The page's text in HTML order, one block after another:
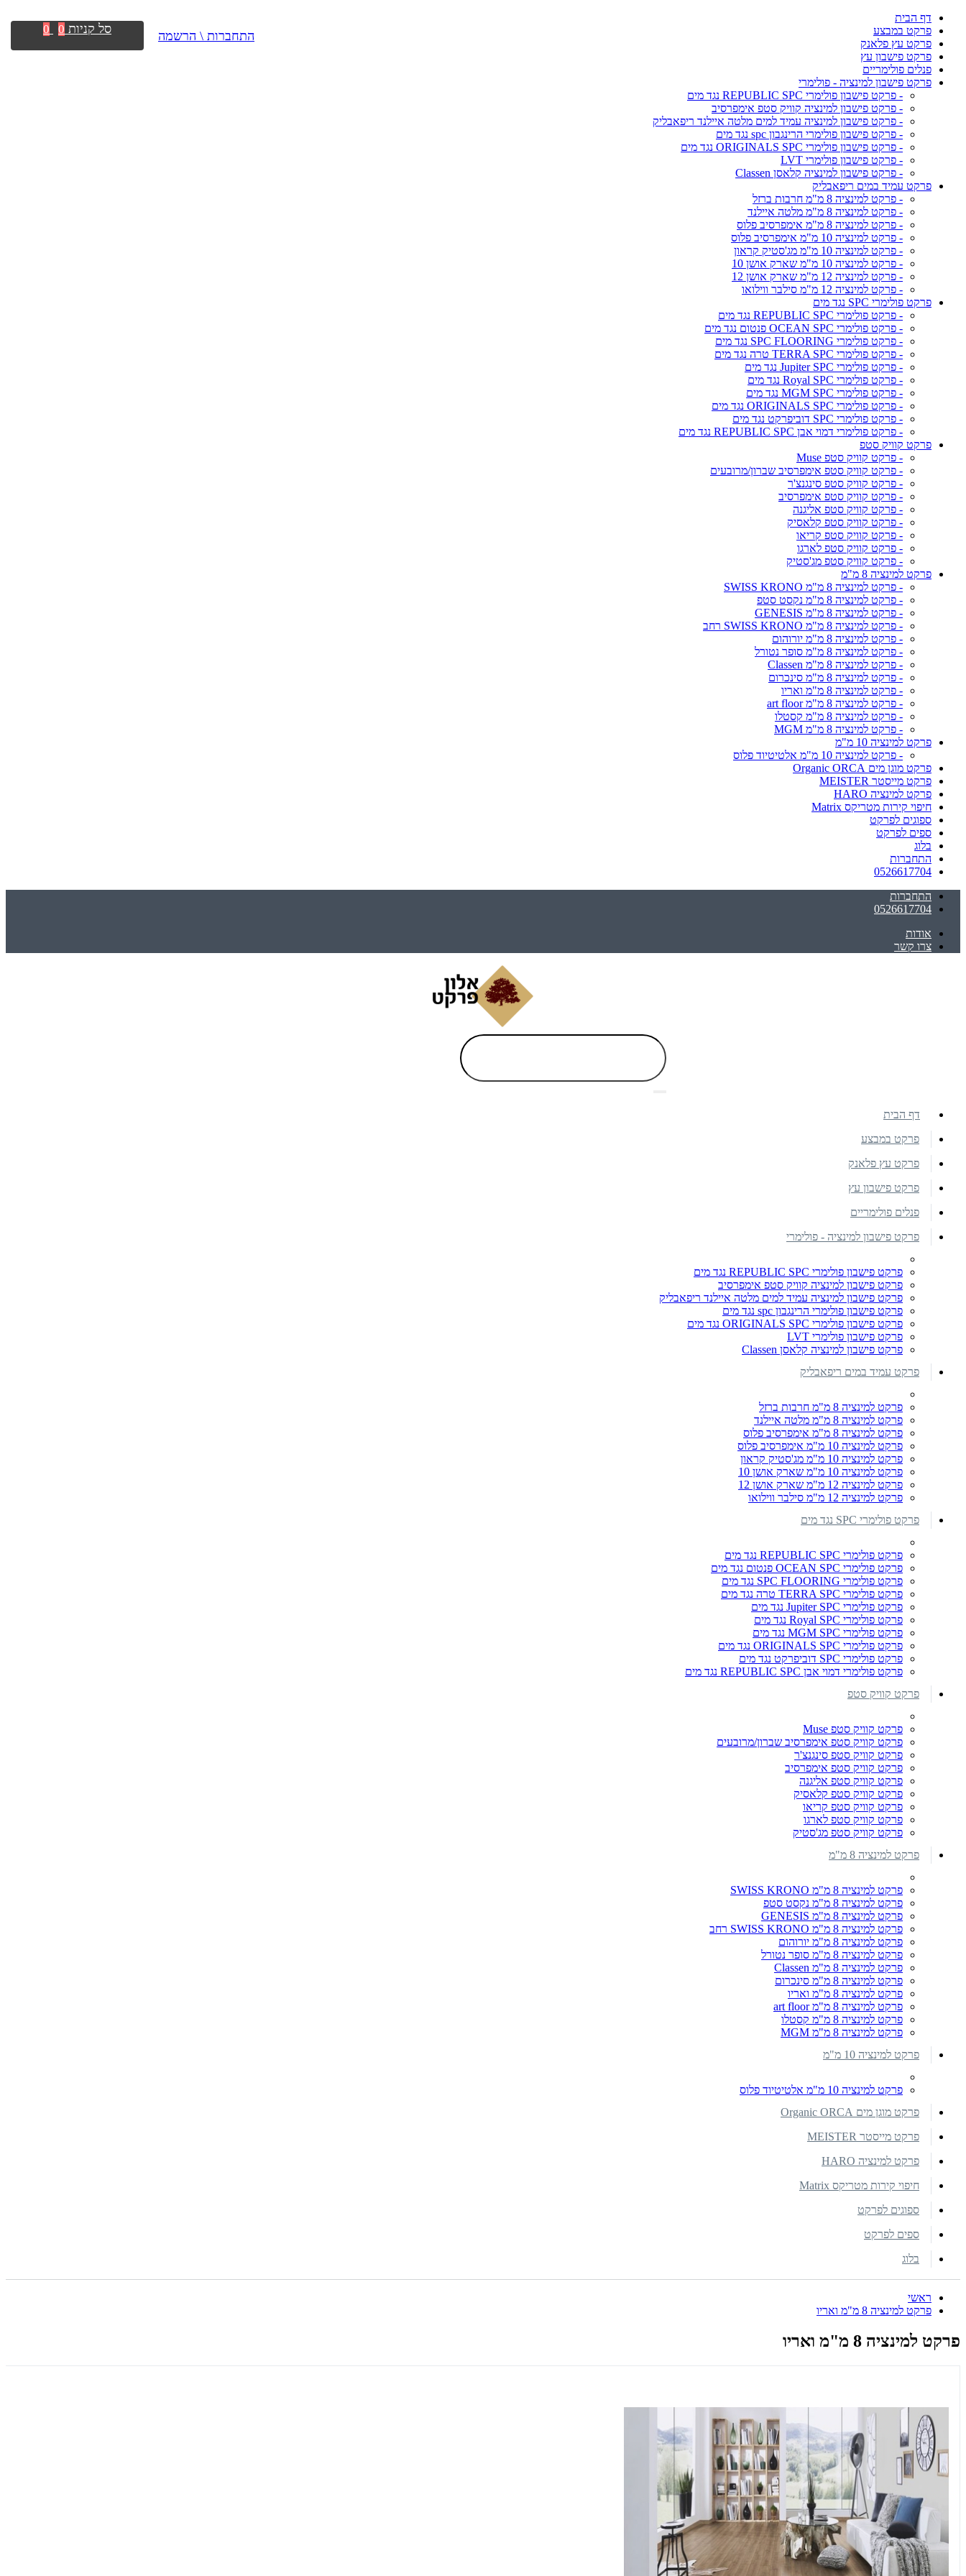
דף הבית
פרקט במבצע
פרקט עץ פלאנק
פרקט פישבון עץ
פנלים פולימריים
פרקט פישבון למינציה - פולימרי
- פרקט פישבון פולימרי REPUBLIC SPC נגד מים
- פרקט פישבון למינציה קוויק סטפ אימפרסיב
- פרקט פישבון למינציה עמיד למים מלטה איילנד ריפאבליק
- פרקט פישבון פולימרי הרינגבון spc נגד מים
- פרקט פישבון פולימרי ORIGINALS SPC נגד מים
- פרקט פישבון פולימרי LVT
- פרקט פישבון למינציה קלאסן Classen
פרקט עמיד במים ריפאבליק
- פרקט למינציה 8 מ"מ חרבות ברזל
- פרקט למינציה 8 מ"מ מלטה איילנד
- פרקט למינציה 8 מ"מ אימפרסיב פלוס
- פרקט למינציה 10 מ"מ אימפרסיב פלוס
- פרקט למינציה 10 מ"מ מג'סטיק קראון
- פרקט למינציה 10 מ"מ שארק אושן 10
- פרקט למינציה 12 מ"מ שארק אושן 12
- פרקט למינציה 12 מ"מ סילבר ווילואו
פרקט פולימרי SPC נגד מים
- פרקט פולימרי REPUBLIC SPC נגד מים
- פרקט פולימרי OCEAN SPC פנטום נגד מים
- פרקט פולימרי SPC FLOORING נגד מים
- פרקט פולימרי TERRA SPC טרה נגד מים
- פרקט פולימרי Jupiter SPC נגד מים
- פרקט פולימרי Royal SPC נגד מים
- פרקט פולימרי MGM SPC נגד מים
- פרקט פולימרי ORIGINALS SPC נגד מים
- פרקט פולימרי SPC דוביפרקט נגד מים
- פרקט פולימרי דמוי אבן REPUBLIC SPC נגד מים
פרקט קוויק סטפ
- פרקט קוויק סטפ Muse
- פרקט קוויק סטפ אימפרסיב שברון/מרובעים
- פרקט קוויק סטפ סינגנצ'ר
- פרקט קוויק סטפ אימפרסיב
- פרקט קוויק סטפ אליגנה
- פרקט קוויק סטפ קלאסיק
- פרקט קוויק סטפ קריאו
- פרקט קוויק סטפ לארגו
- פרקט קוויק סטפ מג'סטיק
פרקט למינציה 8 מ"מ
- פרקט למינציה 8 מ"מ SWISS KRONO
- פרקט למינציה 8 מ"מ נקסט סטפ
- פרקט למינציה 8 מ"מ GENESIS
- פרקט למינציה 8 מ"מ SWISS KRONO רחב
- פרקט למינציה 8 מ"מ יורוהום
- פרקט למינציה 8 מ"מ סופר נטורל
- פרקט למינציה 8 מ"מ Classen
- פרקט למינציה 8 מ"מ סינכרום
- פרקט למינציה 8 מ"מ ואריו
- פרקט למינציה 8 מ"מ art floor
- פרקט למינציה 8 מ"מ קסטלו
- פרקט למינציה 8 מ"מ MGM
פרקט למינציה 10 מ"מ
- פרקט למינציה 10 מ"מ אלטיטיוד פלוס
פרקט מוגן מים Organic ORCA
פרקט מייסטר MEISTER
פרקט למינציה HARO
חיפוי קירות מטריקס Matrix
ספוגים לפרקט
ספים לפרקט
בלוג
התחברות
0526617704
התחברות
0526617704
אודות
צרו קשר
התחברות \ הרשמה סל קניות 0
0
דף הבית
פרקט במבצע
פרקט עץ פלאנק
פרקט פישבון עץ
פנלים פולימריים
פרקט פישבון למינציה - פולימרי
פרקט פישבון פולימרי REPUBLIC SPC נגד מים
פרקט פישבון למינציה קוויק סטפ אימפרסיב
פרקט פישבון למינציה עמיד למים מלטה איילנד ריפאבליק
פרקט פישבון פולימרי הרינגבון spc נגד מים
פרקט פישבון פולימרי ORIGINALS SPC נגד מים
פרקט פישבון פולימרי LVT
פרקט פישבון למינציה קלאסן Classen
פרקט עמיד במים ריפאבליק
פרקט למינציה 8 מ"מ חרבות ברזל
פרקט למינציה 8 מ"מ מלטה איילנד
פרקט למינציה 8 מ"מ אימפרסיב פלוס
פרקט למינציה 10 מ"מ אימפרסיב פלוס
פרקט למינציה 10 מ"מ מג'סטיק קראון
פרקט למינציה 10 מ"מ שארק אושן 10
פרקט למינציה 12 מ"מ שארק אושן 12
פרקט למינציה 12 מ"מ סילבר ווילואו
פרקט פולימרי SPC נגד מים
פרקט פולימרי REPUBLIC SPC נגד מים
פרקט פולימרי OCEAN SPC פנטום נגד מים
פרקט פולימרי SPC FLOORING נגד מים
פרקט פולימרי TERRA SPC טרה נגד מים
פרקט פולימרי Jupiter SPC נגד מים
פרקט פולימרי Royal SPC נגד מים
פרקט פולימרי MGM SPC נגד מים
פרקט פולימרי ORIGINALS SPC נגד מים
פרקט פולימרי SPC דוביפרקט נגד מים
פרקט פולימרי דמוי אבן REPUBLIC SPC נגד מים
פרקט קוויק סטפ
פרקט קוויק סטפ Muse
פרקט קוויק סטפ אימפרסיב שברון/מרובעים
פרקט קוויק סטפ סינגנצ'ר
פרקט קוויק סטפ אימפרסיב
פרקט קוויק סטפ אליגנה
פרקט קוויק סטפ קלאסיק
פרקט קוויק סטפ קריאו
פרקט קוויק סטפ לארגו
פרקט קוויק סטפ מג'סטיק
פרקט למינציה 8 מ"מ
פרקט למינציה 8 מ"מ SWISS KRONO
פרקט למינציה 8 מ"מ נקסט סטפ
פרקט למינציה 8 מ"מ GENESIS
פרקט למינציה 8 מ"מ SWISS KRONO רחב
פרקט למינציה 8 מ"מ יורוהום
פרקט למינציה 8 מ"מ סופר נטורל
פרקט למינציה 8 מ"מ Classen
פרקט למינציה 8 מ"מ סינכרום
פרקט למינציה 8 מ"מ ואריו
פרקט למינציה 8 מ"מ art floor
פרקט למינציה 8 מ"מ קסטלו
פרקט למינציה 8 מ"מ MGM
פרקט למינציה 10 מ"מ
פרקט למינציה 10 מ"מ אלטיטיוד פלוס
פרקט מוגן מים Organic ORCA
פרקט מייסטר MEISTER
פרקט למינציה HARO
חיפוי קירות מטריקס Matrix
ספוגים לפרקט
ספים לפרקט
בלוג
ראשי
פרקט למינציה 8 מ"מ ואריו
פרקט למינציה 8 מ"מ ואריו